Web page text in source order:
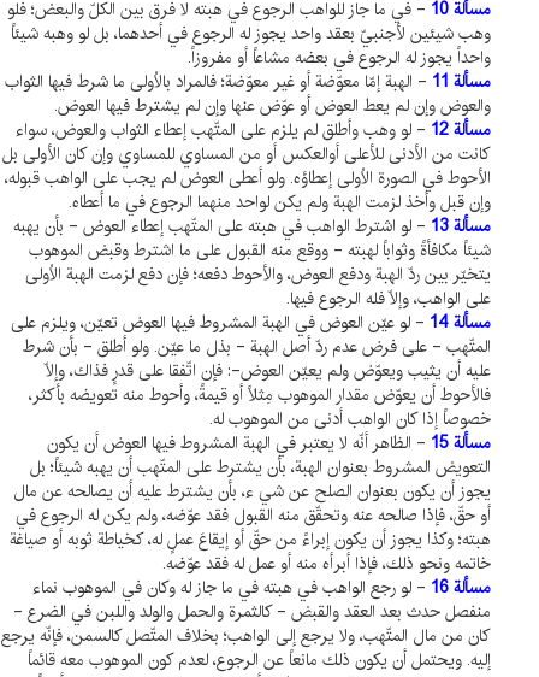
مسألة 10
- في ما جاز للواهب الرجوع في هبته لا فرق بين الكلّ والبعض؛ فلو
وهب شيئين لأجنبيّ بعقد واحد يجوز له الرجوع في أحدهما، بل لو وهبه شيئاً
واحداً يجوز له الرجوع في بعضه مشاعاً أو مفروزاً.
مسألة 11
- الهبة إمّا معوّضة أو غير معوّضة؛ فالمراد بالاُولى ما شرط فيها الثواب
والعوض وإن لم يعط العوض أو عوّض عنها وإن لم يشترط فيها العوض.
مسألة 12
- لو وهب وأطلق لم يلزم على المتّهب إعطاء الثواب والعوض، سواء
كانت من الأدنى للأعلى أوالعكس أو من المساوي للمساوي وإن كان الأولى بل
الأحوط في الصورة الاُولى إعطاؤه. ولو أعطى العوض لم يجب على الواهب قبوله،
وإن قبل وأخذ لزمت الهبة ولم يكن لواحد منهما الرجوع في ما أعطاه.
مسألة 13
- لو اشترط الواهب في هبته على المتّهب إعطاء العوض - بأن يهبه
شيئاً مكافأةً وثواباً لهبته - ووقع منه القبول على ما اشترط وقبض الموهوب
يتخيّر بين ردّ الهبة ودفع العوض، والأحوط دفعه؛ فإن دفع لزمت الهبة الاُولى
على الواهب، وإلّا فله الرجوع فيها.
مسألة 14
- لو عيّن العوض في الهبة المشروط فيها العوض تعيّن، ويلزم على
المتّهب - على فرض عدم ردّ أصل الهبة - بذل ما عيّن. ولو أطلق - بأن شرط
عليه أن يثيب ويعوّض ولم يعيّن العوض-: فإن اتّفقا على قدرٍ فذاك، وإلّا
فالأحوط أن يعوّض مقدار الموهوب مِثلاً أو قيمةً، وأحوط منه تعويضه بأكثر،
خصوصاً إذا كان الواهب أدنى من الموهوب له.
مسألة 15
- الظاهر أنّه لا يعتبر في الهبة المشروط فيها العوض أن يكون
التعويض المشروط بعنوان الهبة، بأن يشترط على المتّهب أن يهبه شيئاً؛ بل
يجوز أن يكون بعنوان الصلح عن شي ء، بأن يشترط عليه أن يصالحه عن مال
أو حقّ، فإذا صالحه عنه وتحقّق منه القبول فقد عوّضه، ولم يكن له الرجوع في
هبته؛ وكذا يجوز أن يكون إبراءً من حقّ أو إيقاعَ عملٍ له، كخياطة ثوبه أو صياغة
خاتمه ونحو ذلك، فإذا أبرأه منه أو عمل له فقد عوّضه.
مسألة 16
- لو رجع الواهب في هبته في ما جاز له وكان في الموهوب نماء
منفصل حدث بعد العقد والقبض - كالثمرة والحمل والولد واللبن في الضرع -
كان من مال المتّهب، ولا يرجع إلى الواهب؛ بخلاف المتّصل كالسمن، فإنّه يرجع
إليه. ويحتمل أن يكون ذلك مانعاً عن الرجوع، لعدم كون الموهوب معه قائماً